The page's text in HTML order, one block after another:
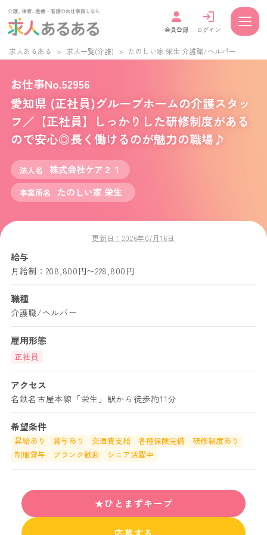
会員登録 ログイン
求人あるある > 求人一覧(介護) > たのしい家 栄生 介護職/ヘルパー
お仕事No.52956
愛知県 (正社員)グループホームの介護スタッ
フ／【正社員】しっかりした研修制度がある
ので安心◎長く働けるのが魅力の職場♪
法人名 株式会社ケア２１
事業所名 たのしい家 栄生
更新日： 2026年07月16日
給与
月給制：208,800円〜228,800円
職種
介護職/ヘルパー
雇用形態
正社員
アクセス
名鉄名古屋本線「栄生」駅から徒歩約11分
希望条件
昇給あり 賞与あり 交通費支給 各種保険完備
研修制度あり
制服貸与
ブランク歓迎 シニア活躍中
★ひとまずキープ